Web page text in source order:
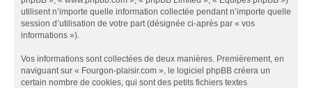
utilisent n’importe quelle information collectée pendant n’importe quelle
session d’utilisation de votre part (désignée ci-après par « vos
informations »).
Vos informations sont collectées de deux manières. Premièrement, en
naviguant sur « Fourgon-plaisir.com », le logiciel phpBB créera un
certain nombre de cookies, qui sont des petits fichiers textes